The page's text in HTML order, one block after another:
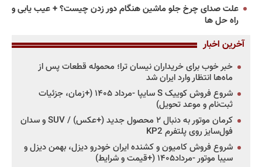
علت صدای چرخ جلو ماشین هنگام دور زدن چیست؟ + عیب یابی و
راه حل ها
آخرین اخبار
خبر خوب برای خریداران نیسان ترا؛ محموله قطعات پس از
ماه‌ها انتظار وارد ایران شد
شروع فروش کوییک S سایپا -مرداد ۱۴۰۵ (+زمان، جزئیات
ثبت‌نام و موعد تحویل)
کرمان موتور به دنبال ۲ محصول جدید (+عکس) / SUV و سدان
فول‌سایز روی پلتفرم KP2
شروع فروش کامیون و کشنده ایران خودرو دیزل، بهمن دیزل و
سیبا موتور -مرداد۱۴۰۵ (+قیمت و شرایط)